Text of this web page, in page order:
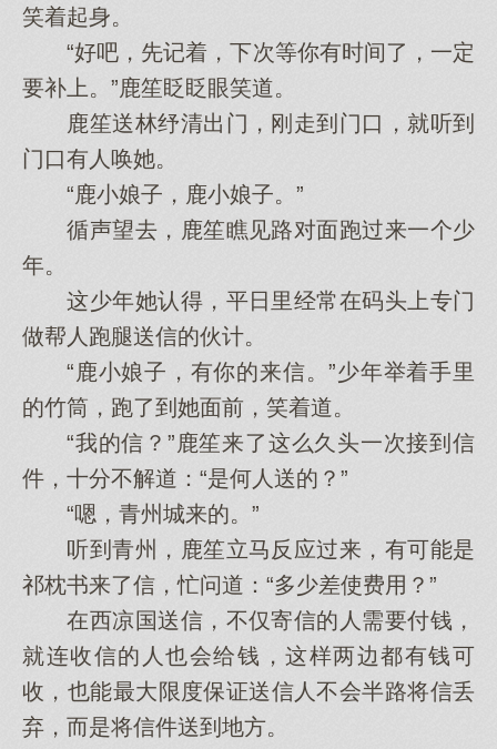
笑着起身。
“好吧，先记着，下次等你有时间了，一定
要补上。”鹿笙眨眨眼笑道。
鹿笙送林纾清出门，刚走到门口，就听到
门口有人唤她。
“鹿小娘子，鹿小娘子。”
循声望去，鹿笙瞧见路对面跑过来一个少
年。
这少年她认得，平日里经常在码头上专门
做帮人跑腿送信的伙计。
“鹿小娘子，有你的来信。”少年举着手里
的竹筒，跑了到她面前，笑着道。
“我的信？”鹿笙来了这么久头一次接到信
件，十分不解道：“是何人送的？”
“嗯，青州城来的。”
听到青州，鹿笙立马反应过来，有可能是
祁枕书来了信，忙问道：“多少差使费用？”
在西凉国送信，不仅寄信的人需要付钱，
就连收信的人也会给钱，这样两边都有钱可
收，也能最大限度保证送信人不会半路将信丢
弃，而是将信件送到地方。